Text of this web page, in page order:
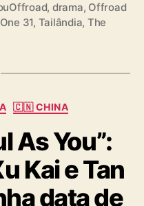
, drama, Offroad
One 31, Tailândia, The
🇨🇳 CHINA
As You”:
Kai e Tan
data de